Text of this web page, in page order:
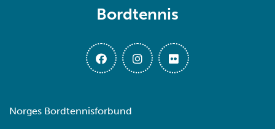
Bordtennis
Norges Bordtennisforbund